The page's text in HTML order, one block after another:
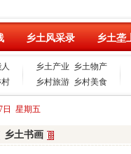
乡土风采录 乡土垄
乡土产业
乡土物产
乡村旅游 乡村美食
日 星期五
乡土书画